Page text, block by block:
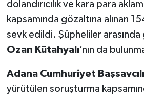
dolandırıcılık ve kara para
kapsamında gözaltına alınan
sevk edildi. Şüpheliler
Ozan Kütahyalı’nın da
Adana Cumhuriyet
yürütülen soruşturma